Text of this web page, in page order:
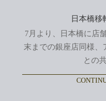
日本橋移
7月より、日本橋に店
末までの銀座店同様、
との